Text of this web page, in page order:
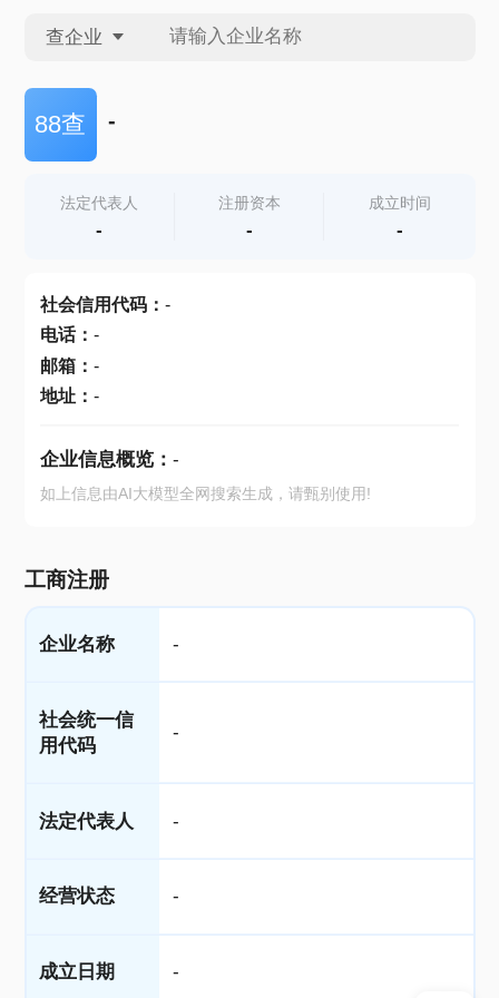
查企业
查企业
查产地
88查 -
法定代表人
-
注册资本
-
成立时间
-
社会信用代码： -
电话： -
邮箱： -
地址： -
企业信息概览： -
如上信息由AI大模型全网搜索生成，请甄别使用!
工商注册
企业名称 -
社会统一信
用代码
-
法定代表人 -
经营状态 -
成立日期 -